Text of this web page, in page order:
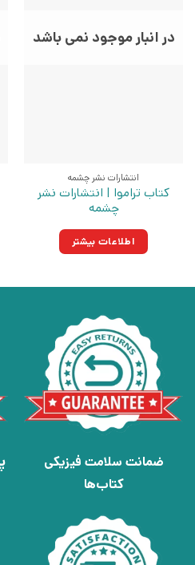
در انبار موجود نمی باشد
انتشارات نشر چشمه
کتاب تراموا | انتشارات نشر
چشمه
اطلاعات بیشتر
ضمانت سلامت فیزیکی
کتاب‌ها